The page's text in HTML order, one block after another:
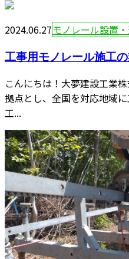
2024.06.27モノレール設置
工事用モノレール施工
こんにちは！大夢建設工業
拠点とし、全国を対応地域
工...